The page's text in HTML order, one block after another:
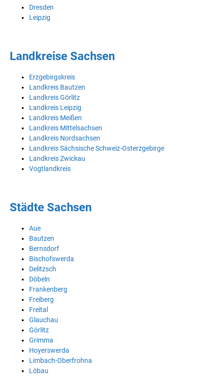
Dresden
Leipzig
Landkreise Sachsen
Erzgebirgskreis
Landkreis Bautzen
Landkreis Görlitz
Landkreis Leipzig
Landkreis Meißen
Landkreis Mittelsachsen
Landkreis Nordsachsen
Landkreis Sächsische Schweiz-Osterzgebirge
Landkreis Zwickau
Vogtlandkreis
Städte Sachsen
Aue
Bautzen
Bernsdorf
Bischofswerda
Delitzsch
Döbeln
Frankenberg
Freiberg
Freital
Glauchau
Görlitz
Grimma
Hoyerswerda
Limbach-Oberfrohna
Löbau